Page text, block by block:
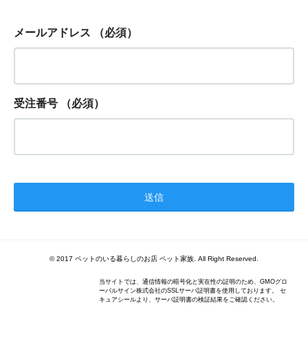
メールアドレス （必須）
受注番号 （必須）
© 2017 ペットのいる暮らしのお店 ペット家族. All Right Reserved.
当サイトでは、通信情報の暗号化と実在性の証明のため、GMOグロ
ーバルサイン株式会社のSSLサーバ証明書を使用しております。 セ
キュアシールより、サーバ証明書の検証結果をご確認ください。